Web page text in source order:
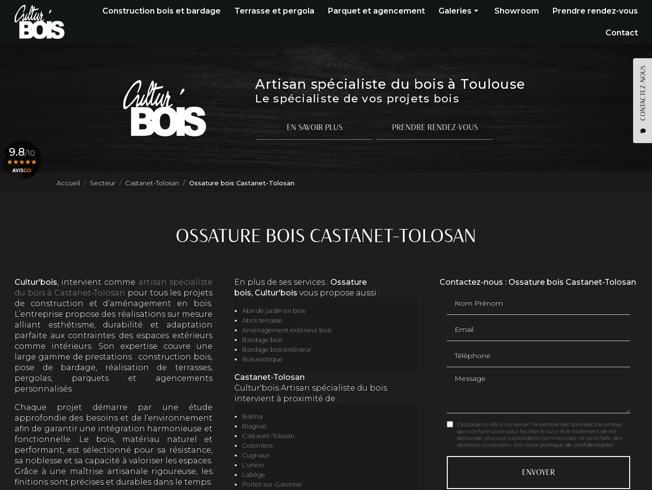
contenu
principal
CONTACTEZ-NOUS
Construction bois et bardage Terrasse et pergola Parquet et agencement Galeries
Pergola
Parquet
Showroom Prendre rendez-vous
Contact
Artisan spécialiste du bois à Toulouse
Le spécialiste de vos projets bois
EN SAVOIR PLUS PRENDRE RENDEZ-VOUS
9.8/10
Accueil Secteur Castanet-Tolosan Ossature bois Castanet-Tolosan
OSSATURE BOIS CASTANET-TOLOSAN
Cultur'bois, intervient comme artisan spécialiste
du bois à Castanet-Tolosan pour tous les projets
de construction et d’aménagement en bois.
L’entreprise propose des réalisations sur mesure
alliant esthétisme, durabilité et adaptation
parfaite aux contraintes des espaces extérieurs
comme intérieurs. Son expertise couvre une
large gamme de prestations : construction bois,
pose de bardage, réalisation de terrasses,
pergolas, parquets et agencements
personnalisés.
Chaque projet démarre par une étude
approfondie des besoins et de l’environnement
afin de garantir une intégration harmonieuse et
fonctionnelle. Le bois, matériau naturel et
performant, est sélectionné pour sa résistance,
sa noblesse et sa capacité à valoriser les espaces.
Grâce à une maîtrise artisanale rigoureuse, les
finitions sont précises et durables dans le temps.
En plus de ses services : Ossature
bois, Cultur'bois vous propose aussi :
Abri de jardin en bois
Abris terrasse
Aménagement extérieur bois
Bardage bois
Bardage bois extérieur
Bois exotique
Castanet-Tolosan
Cultur'bois Artisan spécialiste du bois
intervient à proximité de :
Balma
Blagnac
Castanet-Tolosan
Colomiers
Cugnaux
L'union
Labège
Portet-sur-Garonne
Contactez-nous : Ossature bois Castanet-Tolosan
Message
J'autorise ce site à conserver l'ensemble des données transmises
dans ce formulaire pour faciliter le suivi et le traitement de ma
demande. (Aucune exploitation commerciale ne sera faite des
données conservées. Voir notre politique de confidentialité )